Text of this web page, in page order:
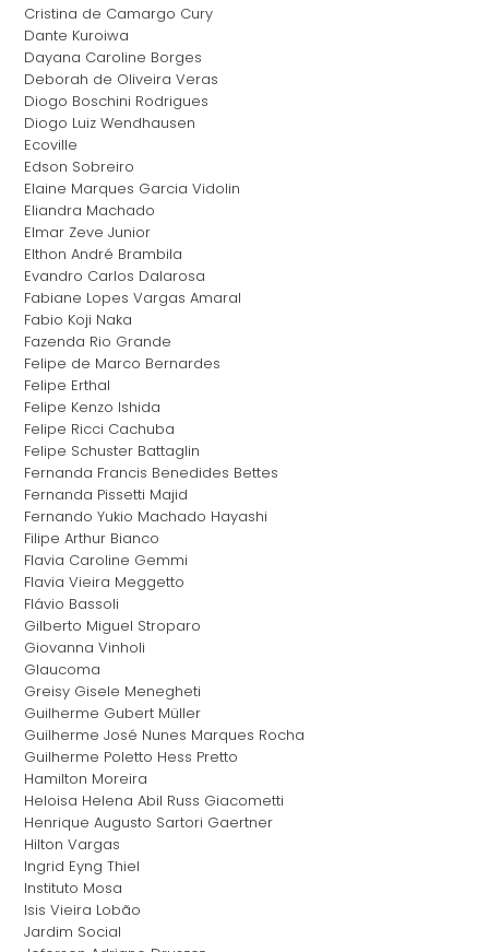
Cristina de Camargo Cury
Dante Kuroiwa
Dayana Caroline Borges
Deborah de Oliveira Veras
Diogo Boschini Rodrigues
Diogo Luiz Wendhausen
Ecoville
Edson Sobreiro
Elaine Marques Garcia Vidolin
Eliandra Machado
Elmar Zeve Junior
Elthon André Brambila
Evandro Carlos Dalarosa
Fabiane Lopes Vargas Amaral
Fabio Koji Naka
Fazenda Rio Grande
Felipe de Marco Bernardes
Felipe Erthal
Felipe Kenzo Ishida
Felipe Ricci Cachuba
Felipe Schuster Battaglin
Fernanda Francis Benedides Bettes
Fernanda Pissetti Majid
Fernando Yukio Machado Hayashi
Filipe Arthur Bianco
Flavia Caroline Gemmi
Flavia Vieira Meggetto
Flávio Bassoli
Gilberto Miguel Stroparo
Giovanna Vinholi
Glaucoma
Greisy Gisele Menegheti
Guilherme Gubert Müller
Guilherme José Nunes Marques Rocha
Guilherme Poletto Hess Pretto
Hamilton Moreira
Heloisa Helena Abil Russ Giacometti
Henrique Augusto Sartori Gaertner
Hilton Vargas
Ingrid Eyng Thiel
Instituto Mosa
Isis Vieira Lobão
Jardim Social